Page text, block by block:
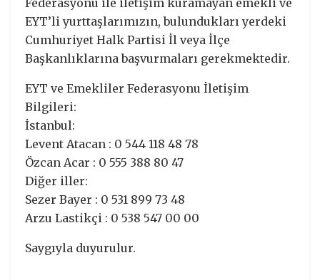
Federasyonu ile iletişim kuramayan emekli ve
EYT’li yurttaşlarımızın, bulundukları yerdeki
Cumhuriyet Halk Partisi İl veya İlçe
Başkanlıklarına başvurmaları gerekmektedir.
EYT ve Emekliler Federasyonu İletişim
Bilgileri:
İstanbul:
Levent Atacan : 0 544 118 48 78
Özcan Acar : 0 555 388 80 47
Diğer iller:
Sezer Bayer : 0 531 899 73 48
Arzu Lastikçi : 0 538 547 00 00
Saygıyla duyurulur.